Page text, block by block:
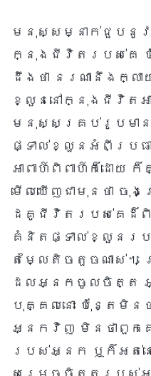
មនុស្សម្នាក់ជួបនូវ
ក្នុងជីវិតរបស់គេ ប៉ុ
ដឹងថា នរណានឹងក្ល
ខ្លួននៅក្នុងជីវិតអា
មនុស្សគ្រប់រូបមា
ផ្ទាល់ខ្លួនអំពីប្រធ
អាពាហ៍ពិពាហ៍ក៏ដោយ ក៏
មើលឃើញជាមុនថា ចុ
ដៃគូជីវិតរបស់គេដ៏ពិត
គំនិតផ្ទាល់ខ្លួនរបស់
តម្លៃតិចតួចណាស់។
ដែលអ្នកចូលចិត្ត អ្
បុគ្គលនោះ ប៉ុន្តែមិន
អ្នកវិញ មិនថាពួកគ
របស់អ្នក ឬក៏អត់នោះ